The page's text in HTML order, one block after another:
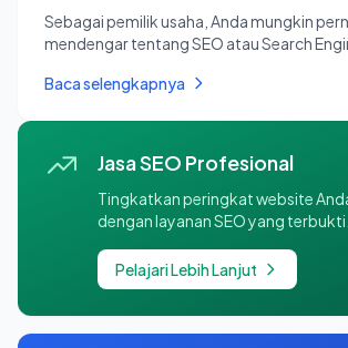
Sebagai pemilik usaha, Anda mungkin
mendengar tentang SEO atau Search
Baca selengkapnya
Jasa SEO Profesional
Tingkatkan peringkat website
dengan layanan SEO yang terbukti.
Pelajari Lebih Lanjut